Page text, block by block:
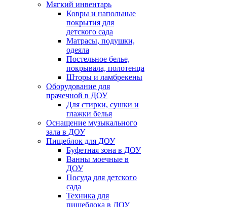
Мягкий инвентарь
Ковры и напольные
покрытия для
детского сада
Матрасы, подушки,
одеяла
Постельное белье,
покрывала, полотенца
Шторы и ламбрекены
Оборудование для
прачечной в ДОУ
Для стирки, сушки и
глажки белья
Оснащение музыкального
зала в ДОУ
Пищеблок для ДОУ
Буфетная зона в ДОУ
Ванны моечные в
ДОУ
Посуда для детского
сада
Техника для
пищеблока в ДОУ